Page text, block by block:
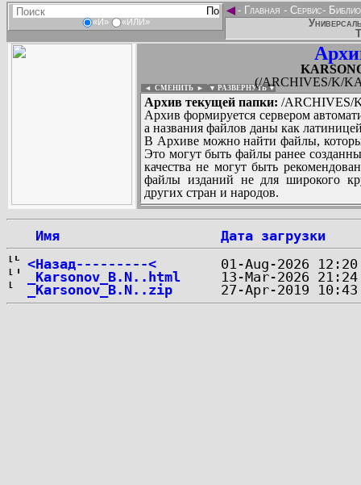
«И» «ИЛИ»
◄- Главная - Сервис-
(/ARCHIVES/K/
◄ СМЕНИТЬ ► ▼ РАЗВЕРНУТЬ ▼
Архив текущей папки: /ARCHIVES/
Архив формируется сервером
а названия файлов даны как
В Архиве можно найти файлы,
Это могут быть файлы ранее
качества не могут быть
файлы изданий не для широкого
других стран и народов.
Имя
Дата загрузки
<Назад---------<
_Karsonov_B.N..html
_Karsonov_B.N..zip